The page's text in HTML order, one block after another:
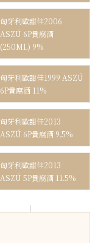
匈牙利歐甜佳2006
ASZÚ 6P貴腐酒
(250ML) 9%
匈牙利歐甜佳1999 ASZÚ
6P貴腐酒 11%
匈牙利歐甜佳2013
ASZÚ 6P貴腐酒 9.5%
匈牙利歐甜佳2013
ASZÚ 5P貴腐酒 11.5%